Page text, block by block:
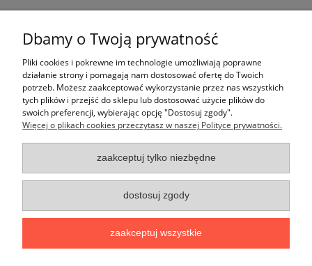
Pomoc
Moje konto
Płatności i dostawa
Informacje
O nas
| ul. Krakowska 57 | 32-064 Brzezinka | tel:
60 30,609 815 006,887 806 800| e-mail:kontakt@krakfach.pl|
Dbamy o Twoją prywatność
Pliki cookies i pokrewne im technologie umożliwiają poprawne
działanie strony i pomagają nam dostosować ofertę do Twoich
potrzeb. Możesz zaakceptować wykorzystanie przez nas wszystkich
tych plików i przejść do sklepu lub dostosować użycie plików do
swoich preferencji, wybierając opcję "Dostosuj zgody".
Więcej o plikach cookies przeczytasz w naszej Polityce prywatności.
zaakceptuj tylko niezbędne
dostosuj zgody
zaakceptuj wszystkie